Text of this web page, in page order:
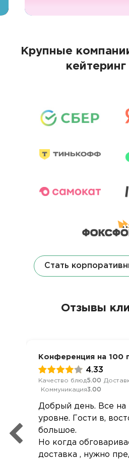
Крупные
кейтеринг
Стать
Отзывы
Конференция на 100
4.33
Качество блюд5.00
Коммуникация3.00
Добрый день. Все
уровне. Гости в,
большое.
Но когда
доставка , нужно